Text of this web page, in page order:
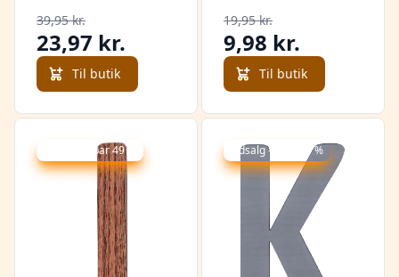
39,95 kr.
23,97 kr.
Til butik
19,95 kr.
9,98 kr.
Til butik
Udsalg - spar 49 % Udsalg - spar 49 %